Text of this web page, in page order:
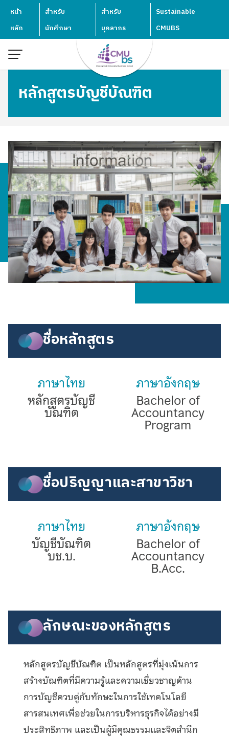
Skip
content
หน้า
หลัก
สำหรับ
นักศึกษา
สำหรับ
บุคลากร
Sustainable
CMUBS
หลักสูตรบัญชีบัณฑิต
ชื่อหลักสูตร
ภาษาไทย
หลักสูตรบัญชี
บัณฑิต
ภาษาอังกฤษ
Bachelor of
Accountancy
Program
ชื่อปริญญาและสาขาวิชา
ภาษาไทย
บัญชีบัณฑิต
บช.บ.
ภาษาอังกฤษ
Bachelor of
Accountancy
B.Acc.
ลักษณะของหลักสูตร
หลักสูตรบัญชีบัณฑิต เป็นหลักสูตรที่มุ่งเน้นการ
สร้างบัณฑิตที่มีความรู้และความเชี่ยวชาญด้าน
การบัญชีควบคู่กับทักษะในการใช้เทคโนโลยี
สารสนเทศเพื่อช่วยในการบริหารธุรกิจได้อย่างมี
ประสิทธิภาพ และเป็นผู้มีคุณธรรมและจิตสำนึก